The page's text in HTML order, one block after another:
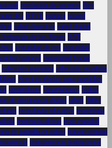
revelación de secretos Rey
4G RTVE ruptura récord
salud digestiva salud digital
Sebastián de los Reyes SAT
seguridad de red seguridad
regional Seguridad Social
selección argentina selección española
Servicio técnico para portátiles
smartphone Smartphones Soltec
de abstinencia digital tablet Taller
tecnología educativa tecnología
tendencia alcista tenis español
de pantalla en niños trabajo remoto
transparencia institucional